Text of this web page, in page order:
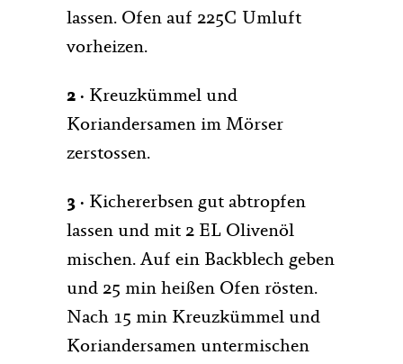
lassen. Ofen auf 225C Umluft
vorheizen.
2 · Kreuzkümmel und
Koriandersamen im Mörser
zerstossen.
3 · Kichererbsen gut abtropfen
lassen und mit 2 EL Olivenöl
mischen. Auf ein Backblech geben
und 25 min heißen Ofen rösten.
Nach 15 min Kreuzkümmel und
Koriandersamen untermischen